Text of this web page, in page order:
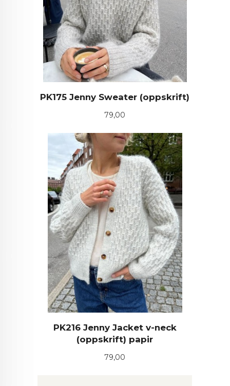
PK175 Jenny Sweater (oppskrift)
Pris
79,00
PK216 Jenny Jacket v-neck
(oppskrift) papir
Pris
79,00